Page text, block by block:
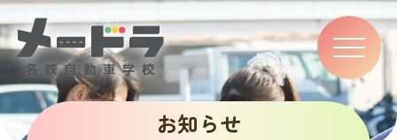
ナ
ゲ
ー
シ
お知らせ